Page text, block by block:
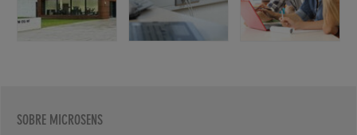
SOBRE MICROSENS